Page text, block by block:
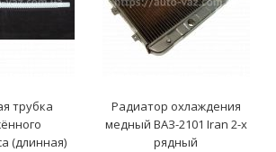
трубка
(длинная)
Радиатор охлаждения
медный ВАЗ-2101 Iran 2-х
рядный